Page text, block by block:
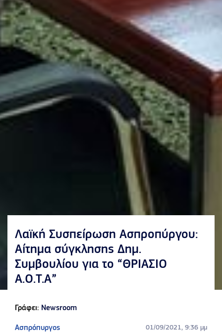
Λαϊκή Συσπείρωση Ασπροπύργου:
Αίτημα σύγκλησης Δημ.
Συμβουλίου για το “ΘΡΙΑΣΙΟ
Α.Ο.Τ.Α”
Γράφει: Newsroom
Ασπρόπυργος 01/09/2021, 9:36 μμ